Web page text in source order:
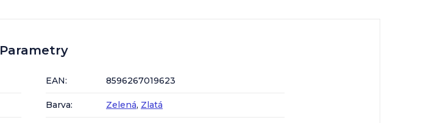
Parametry
EAN: 8596267019623
Barva: Zelená, Zlatá